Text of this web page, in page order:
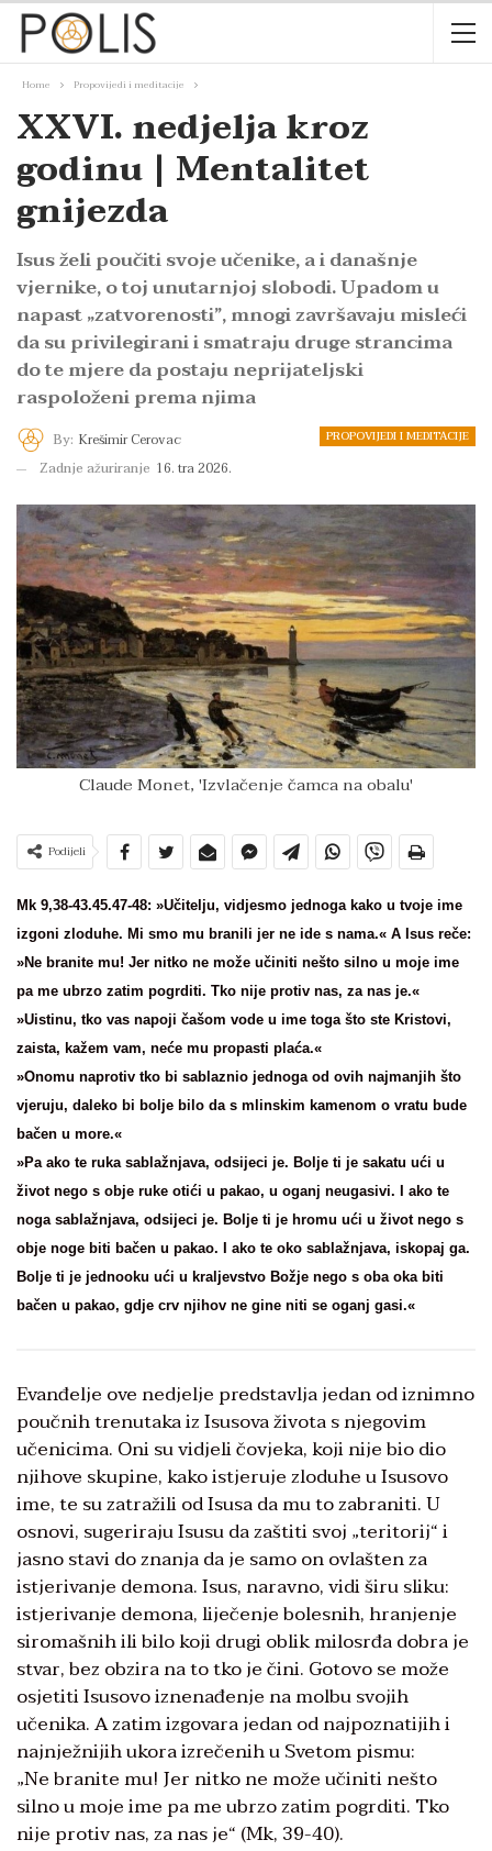
Home Propovijedi i meditacije
XXVI. nedjelja kroz
godinu | Mentalitet
gnijezda
Isus želi poučiti svoje učenike, a i današnje
vjernike, o toj unutarnjoj slobodi. Upadom u
napast „zatvorenosti”, mnogi završavaju misleći
da su privilegirani i smatraju druge strancima
do te mjere da postaju neprijateljski
raspoloženi prema njima
PROPOVIJEDI I MEDITACIJE
By: Krešimir Cerovac
Zadnje ažuriranje 16. tra 2026.
Claude Monet, 'Izvlačenje čamca na obalu'
Podijeli
Mk 9,38-43.45.47-48: »Učitelju, vidjesmo jednoga kako u tvoje ime
izgoni zloduhe. Mi smo mu branili jer ne ide s nama.« A Isus reče:
»Ne branite mu! Jer nitko ne može učiniti nešto silno u moje ime
pa me ubrzo zatim pogrditi. Tko nije protiv nas, za nas je.«
»Uistinu, tko vas napoji čašom vode u ime toga što ste Kristovi,
zaista, kažem vam, neće mu propasti plaća.«
»Onomu naprotiv tko bi sablaznio jednoga od ovih najmanjih što
vjeruju, daleko bi bolje bilo da s mlinskim kamenom o vratu bude
bačen u more.«
»Pa ako te ruka sablažnjava, odsijeci je. Bolje ti je sakatu ući u
život nego s obje ruke otići u pakao, u oganj neugasivi. I ako te
noga sablažnjava, odsijeci je. Bolje ti je hromu ući u život nego s
obje noge biti bačen u pakao. I ako te oko sablažnjava, iskopaj ga.
Bolje ti je jednooku ući u kraljevstvo Božje nego s oba oka biti
bačen u pakao, gdje crv njihov ne gine niti se oganj gasi.«
Evanđelje ove nedjelje predstavlja jedan od iznimno
poučnih trenutaka iz Isusova života s njegovim
učenicima. Oni su vidjeli čovjeka, koji nije bio dio
njihove skupine, kako istjeruje zloduhe u Isusovo
ime, te su zatražili od Isusa da mu to zabraniti. U
osnovi, sugeriraju Isusu da zaštiti svoj „teritorij“ i
jasno stavi do znanja da je samo on ovlašten za
istjerivanje demona. Isus, naravno, vidi širu sliku:
istjerivanje demona, liječenje bolesnih, hranjenje
siromašnih ili bilo koji drugi oblik milosrđa dobra je
stvar, bez obzira na to tko je čini. Gotovo se može
osjetiti Isusovo iznenađenje na molbu svojih
učenika. A zatim izgovara jedan od najpoznatijih i
najnježnijih ukora izrečenih u Svetom pismu:
„Ne branite mu! Jer nitko ne može učiniti nešto
silno u moje ime pa me ubrzo zatim pogrditi. Tko
nije protiv nas, za nas je“ (Mk, 39-40).